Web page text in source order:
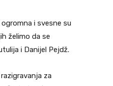
i svesne su
želimo da se
i Danijel Pejdž.
za